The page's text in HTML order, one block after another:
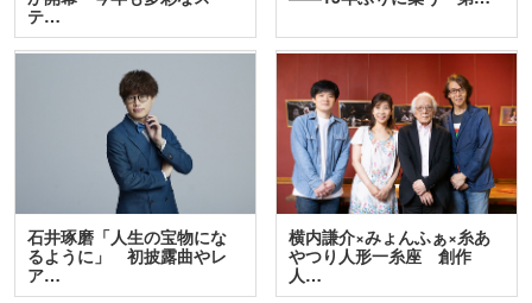
テ…
石井琢磨「人生の宝物にな
るように」 初披露曲やレ
ア…
横内謙介×みょんふぁ×糸あ
やつり人形一糸座 創作
人…